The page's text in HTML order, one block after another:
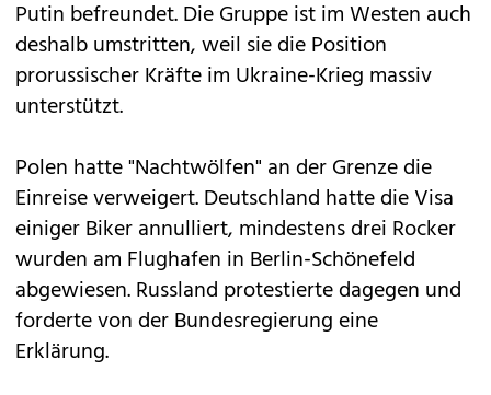
Putin befreundet. Die Gruppe ist im Westen auch
deshalb umstritten, weil sie die Position
prorussischer Kräfte im Ukraine-Krieg massiv
unterstützt.
Polen hatte "Nachtwölfen" an der Grenze die
Einreise verweigert. Deutschland hatte die Visa
einiger Biker annulliert, mindestens drei Rocker
wurden am Flughafen in Berlin-Schönefeld
abgewiesen. Russland protestierte dagegen und
forderte von der Bundesregierung eine
Erklärung.